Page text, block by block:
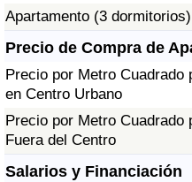
Apartamento (3
Precio de Compra de
Precio por Metro Cuadrado
en Centro Urbano
Precio por Metro Cuadrado
Fuera del Centro
Salarios y Financiación